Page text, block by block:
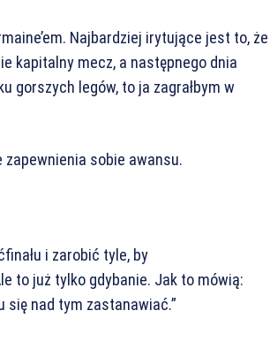
Najbardziej irytujące jest to, że
kapitalny mecz, a następnego dnia
gorszych legów, to ja zagrałbym w
zapewnienia sobie awansu.
i zarobić tyle, by
to już tylko gdybanie. Jak to mówią:
się nad tym zastanawiać.”